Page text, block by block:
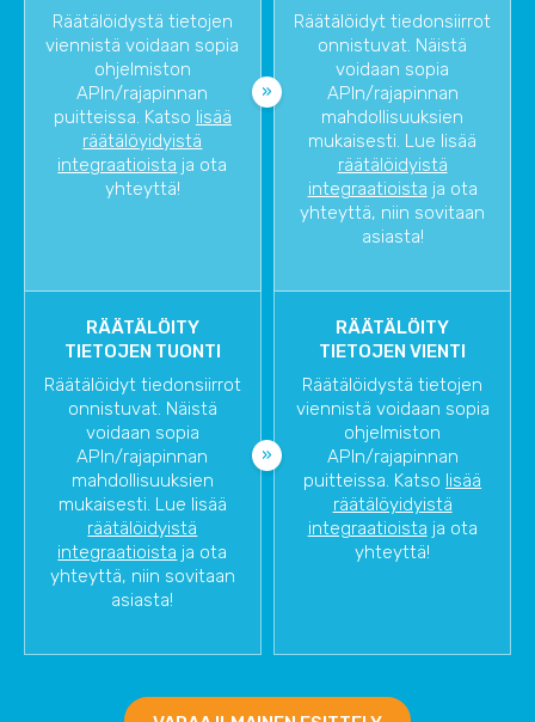
Räätälöidystä tietojen
viennistä voidaan sopia
ohjelmiston
APIn/rajapinnan
puitteissa. Katso lisää
räätälöyidyistä
integraatioista ja ota
yhteyttä!
Räätälöidyt tiedonsiirrot
onnistuvat. Näistä
voidaan sopia
APIn/rajapinnan
mahdollisuuksien
mukaisesti. Lue lisää
räätälöidyistä
integraatioista ja ota
yhteyttä, niin sovitaan
asiasta!
RÄÄTÄLÖITY
TIETOJEN TUONTI
Räätälöidyt tiedonsiirrot
onnistuvat. Näistä
voidaan sopia
APIn/rajapinnan
mahdollisuuksien
mukaisesti. Lue lisää
räätälöidyistä
integraatioista ja ota
yhteyttä, niin sovitaan
asiasta!
RÄÄTÄLÖITY
TIETOJEN VIENTI
Räätälöidystä tietojen
viennistä voidaan sopia
ohjelmiston
APIn/rajapinnan
puitteissa. Katso lisää
räätälöyidyistä
integraatioista ja ota
yhteyttä!